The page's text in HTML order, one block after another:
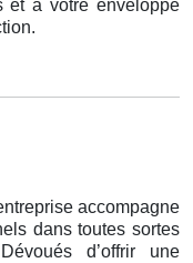
et à votre enveloppe
accompagne
dans toutes sortes
d’offrir une